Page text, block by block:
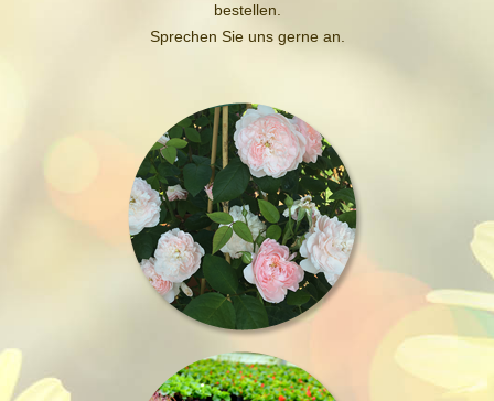
bestellen.
Sprechen Sie uns gerne an.